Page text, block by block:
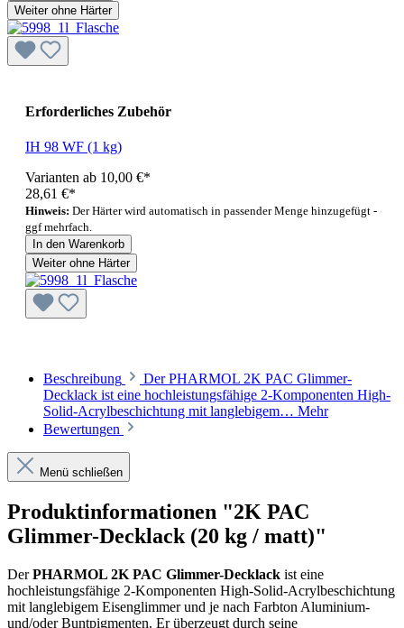
Weiter ohne Härter
Erforderliches Zubehör
IH 98 WF (1 kg)
Varianten ab 10,00 €*
28,61 €*
Hinweis: Der Härter wird automatisch in passender Menge hinzugefügt -
ggf mehrfach.
In den Warenkorb
Weiter ohne Härter
Beschreibung
Der PHARMOL 2K PAC Glimmer-
Decklack ist eine hochleistungsfähige 2-Komponenten High-
Solid-Acrylbeschichtung mit langlebigem… Mehr
Bewertungen
Menü schließen
Produktinformationen "2K PAC
Glimmer-Decklack (20 kg / matt)"
Der PHARMOL 2K PAC Glimmer-Decklack ist eine
hochleistungsfähige 2-Komponenten High-Solid-Acrylbeschichtung
mit langlebigem Eisenglimmer und je nach Farbton Aluminium-
und/oder Buntpigmenten. Er überzeugt durch seine